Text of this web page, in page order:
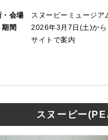
・会場
スヌーピーミュージア
期間
2026年3月7日(土)か
サイトで案内
スヌーピー